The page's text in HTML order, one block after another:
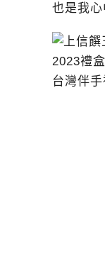
也是我心